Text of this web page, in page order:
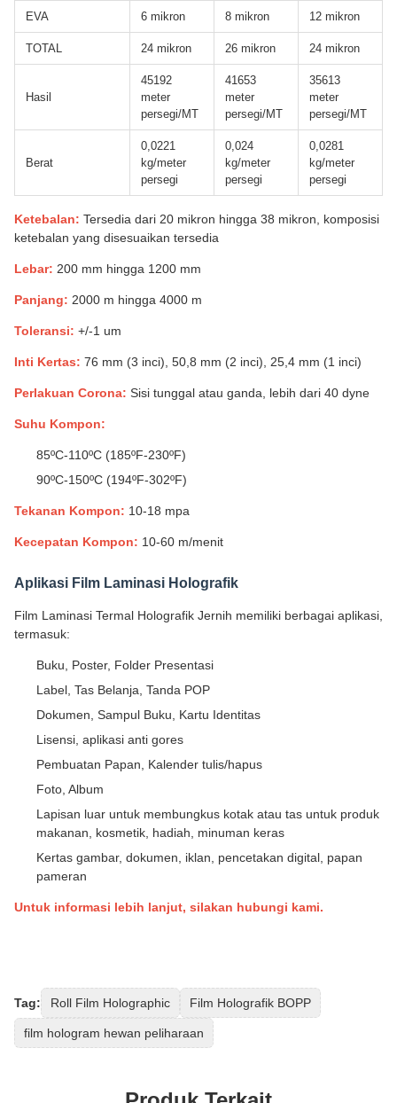
EVA 6 mikron 8 mikron 12 mikron
TOTAL 24 mikron 26 mikron 24 mikron
Hasil
45192
meter
persegi/MT
41653
meter
persegi/MT
35613
meter
persegi/MT
Berat
0,0221
kg/meter
persegi
0,024
kg/meter
persegi
0,0281
kg/meter
persegi
Ketebalan: Tersedia dari 20 mikron hingga 38 mikron, komposisi
ketebalan yang disesuaikan tersedia
Lebar: 200 mm hingga 1200 mm
Panjang: 2000 m hingga 4000 m
Toleransi: +/-1 um
Inti Kertas: 76 mm (3 inci), 50,8 mm (2 inci), 25,4 mm (1 inci)
Perlakuan Corona: Sisi tunggal atau ganda, lebih dari 40 dyne
Suhu Kompon:
85ºC-110ºC (185ºF-230ºF)
90ºC-150ºC (194ºF-302ºF)
Tekanan Kompon: 10-18 mpa
Kecepatan Kompon: 10-60 m/menit
Aplikasi Film Laminasi Holografik
Film Laminasi Termal Holografik Jernih memiliki berbagai aplikasi,
termasuk:
Buku, Poster, Folder Presentasi
Label, Tas Belanja, Tanda POP
Dokumen, Sampul Buku, Kartu Identitas
Lisensi, aplikasi anti gores
Pembuatan Papan, Kalender tulis/hapus
Foto, Album
Lapisan luar untuk membungkus kotak atau tas untuk produk
makanan, kosmetik, hadiah, minuman keras
Kertas gambar, dokumen, iklan, pencetakan digital, papan
pameran
Untuk informasi lebih lanjut, silakan hubungi kami.
Tag: Roll Film Holographic Film Holografik BOPP
film hologram hewan peliharaan